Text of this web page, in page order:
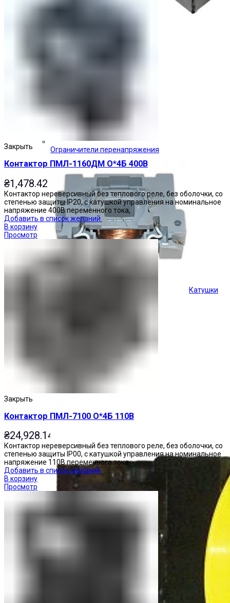
Ограничители перенапряжения
Катушки
Закрыть
Контактор ПМЛ-1160ДМ О*4Б 400В
₴1,478.42
Контактор нереверсивный без теплового реле, без оболочки, со
степенью защиты IP20, с катушкой управления на номинальное
напряжение 400В переменного тока,
Добавить в список желаний
В корзину
Просмотр
Закрыть
Контактор ПМЛ-7100 О*4Б 110В
₴24,928.14
Контактор нереверсивный без теплового реле, без оболочки, со
степенью защиты IP00, с катушкой управления на номинальное
напряжение 110В переменного тока.
Добавить в список желаний
В корзину
Просмотр